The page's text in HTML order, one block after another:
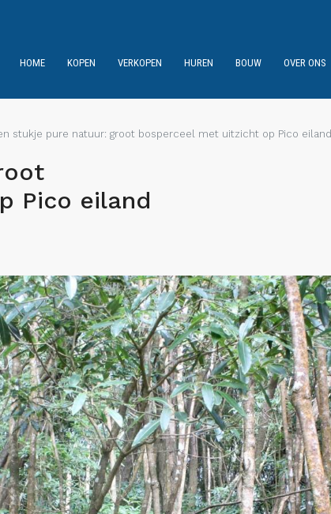
HOME KOPEN VERKOPEN HUREN BOUW OVER ONS
stukje pure natuur: groot bosperceel met uitzicht op Pico eiland
Pico eiland